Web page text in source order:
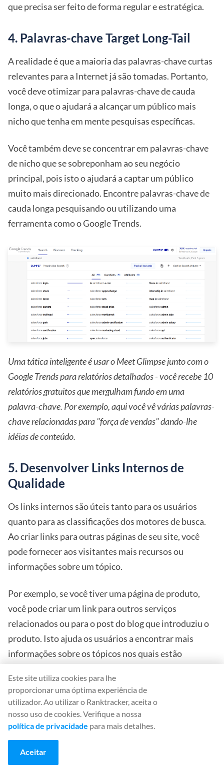
que precisa ser feito de forma regular e estratégica.
4. Palavras-chave Target Long-Tail
A realidade é que a maioria das palavras-chave curtas
relevantes para a Internet já são tomadas. Portanto,
você deve otimizar para palavras-chave de cauda
longa, o que o ajudará a alcançar um público mais
nicho que tenha em mente pesquisas específicas.
Você também deve se concentrar em palavras-chave
de nicho que se sobreponham ao seu negócio
principal, pois isto o ajudará a captar um público
muito mais direcionado. Encontre palavras-chave de
cauda longa pesquisando ou utilizando uma
ferramenta como o Google Trends.
Uma tática inteligente é usar o Meet Glimpse junto com o
Google Trends para relatórios detalhados - você recebe 10
relatórios gratuitos que mergulham fundo em uma
palavra-chave. Por exemplo, aqui você vê várias palavras-
chave relacionadas para "força de vendas" dando-lhe
idéias de conteúdo.
5. Desenvolver Links Internos de
Qualidade
Os links internos são úteis tanto para os usuários
quanto para as classificações dos motores de busca.
Ao criar links para outras páginas de seu site, você
pode fornecer aos visitantes mais recursos ou
informações sobre um tópico.
Por exemplo, se você tiver uma página de produto,
você pode criar um link para outros serviços
relacionados ou para o post do blog que introduziu o
produto. Isto ajuda os usuários a encontrar mais
informações sobre os tópicos nos quais estão
nos motores de busca.
O Google também usa links internos para encontrar
conteúdo em seu site, portanto, certifique-se de
interligar suas páginas de forma eficaz.
Este site utiliza cookies para lhe
proporcionar uma óptima experiência de
utilizador. Ao utilizar o Ranktracker, aceita o
nosso uso de cookies. Verifique a nossa
política de privacidade para mais detalhes.
Aceitar